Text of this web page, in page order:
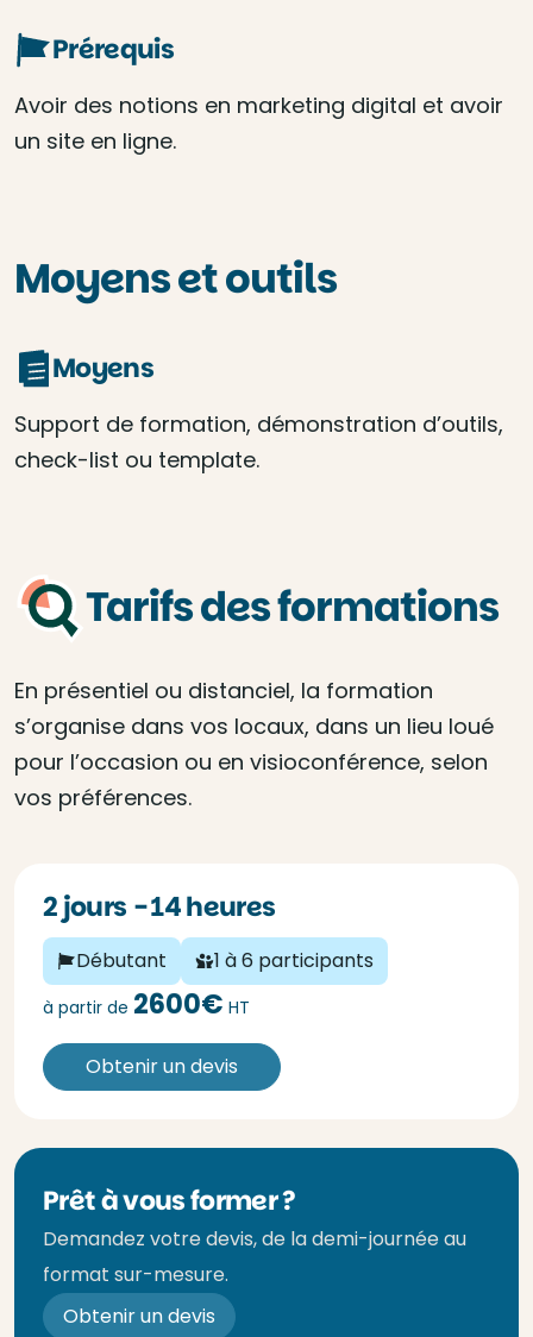
Prérequis
Avoir des notions en marketing digital et avoir
un site en ligne.
Moyens et outils
Moyens
Support de formation, démonstration d’outils,
check-list ou template.
Tarifs des formations
En présentiel ou distanciel, la formation
s’organise dans vos locaux, dans un lieu loué
pour l’occasion ou en visioconférence, selon
vos préférences.
2 jours - 14 heures
Débutant 1 à 6 participants
à partir de 2600€ HT
Obtenir un devis
Prêt à vous former ?
Demandez votre devis, de la demi-journée au
format sur-mesure.
Obtenir un devis